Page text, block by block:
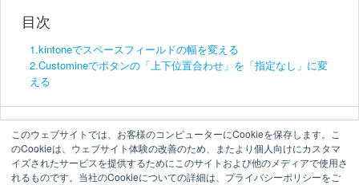
このウェブサイトでは、お客様のコンピューターにCookieを保存します。こ
のCookieは、ウェブサイト体験の改善のため、またより個人向けにカスタマ
イズされたサービスを提供するためにこのサイトおよび他のメディアで使用さ
れるものです。当社のCookieについての詳細は、プライバシーポリシーをご
目次
1.kintoneでスペースフィールドの幅を変える
2.Customineでボタンの「上下位置合わせ」を「指定なし」に変
える